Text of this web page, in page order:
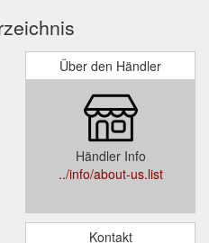
Über den Händler
Händler Info
../info/about-us.list
Kontakt